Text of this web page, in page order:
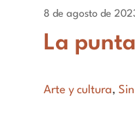
8 de agosto de
La
Arte y cultura,